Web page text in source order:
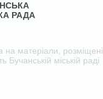
РАДА
на матеріали, розміщені
Бучанській міській раді